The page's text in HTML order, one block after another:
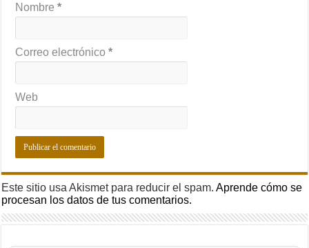
Nombre*
Correo electrónico*
Web
Este sitio usa Akismet para reducir el spam.Aprende cómo se
procesan los datos de tus comentarios.